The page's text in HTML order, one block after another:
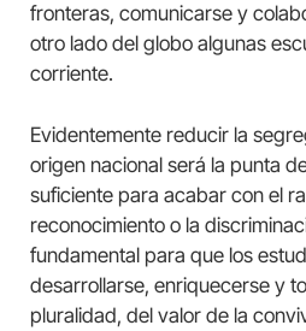
fronteras, comunicarse y
otro lado del globo algunas
corriente.
Evidentemente reducir la
origen nacional será la punta
suficiente para acabar con el
reconocimiento o la
fundamental para que los
desarrollarse, enriquecerse y
pluralidad, del valor de la